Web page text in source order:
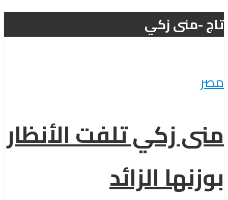
تاج -منى زكي
مصر
منى زكي تلفت الأنظار
بوزنها الزائد